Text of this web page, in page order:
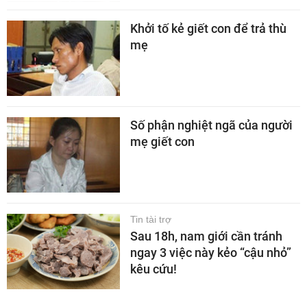
Khởi tố kẻ giết con để trả thù
mẹ
Số phận nghiệt ngã của người
mẹ giết con
Tin tài trợ
Sau 18h, nam giới cần tránh
ngay 3 việc này kẻo “cậu nhỏ”
kêu cứu!